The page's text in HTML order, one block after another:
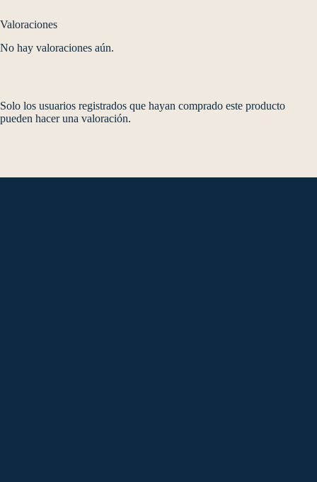
Valoraciones
No hay valoraciones aún.
Solo los usuarios registrados que hayan comprado este producto
pueden hacer una valoración.